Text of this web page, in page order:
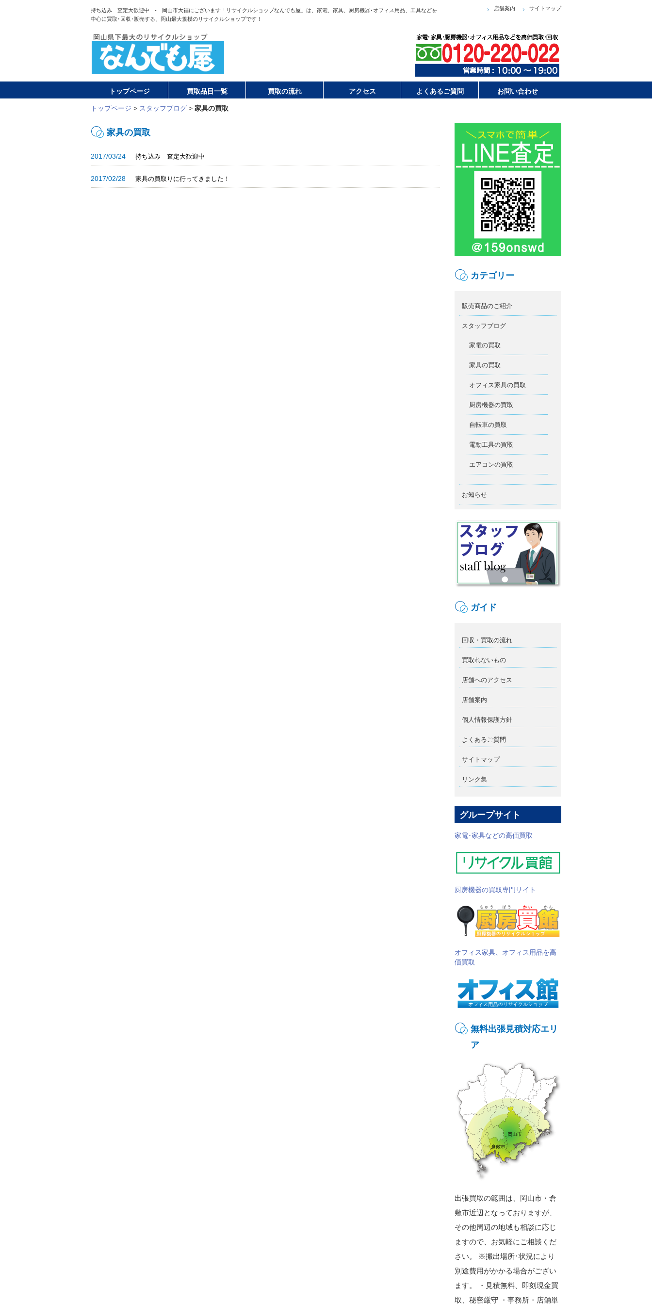
持ち込み 査定大歓迎中 - 岡山市大福にございます「リサイクルショップなんでも屋」は、家電、家具、厨房機器･オフィス用品、工具などを
中心に買取･回収･販売する、岡山最大規模のリサイクルショップです！
店舗案内 サイトマップ
トップページ 買取品目一覧 買取の流れ アクセス よくあるご質問 お問い合わせ
トップページ > スタッフブログ > 家具の買取
家具の買取
2017/03/24 持ち込み 査定大歓迎中
2017/02/28 家具の買取りに行ってきました！
カテゴリー
販売商品のご紹介
スタッフブログ
家電の買取
家具の買取
オフィス家具の買取
厨房機器の買取
自転車の買取
電動工具の買取
エアコンの買取
お知らせ
ガイド
回収・買取の流れ
買取れないもの
店舗へのアクセス
店舗案内
個人情報保護方針
よくあるご質問
サイトマップ
リンク集
グループサイト
家電･家具などの高価買取
厨房機器の買取専門サイト
オフィス家具、オフィス用品を高
価買取
無料出張見積対応エリ
ア
出張買取の範囲は、岡山市・倉
敷市近辺となっておりますが、
その他周辺の地域も相談に応じ
ますので、お気軽にご相談くだ
さい。 ※搬出場所･状況により
別途費用がかかる場合がござい
ます。 ・見積無料、即刻現金買
取、秘密厳守 ・事務所・店舗単